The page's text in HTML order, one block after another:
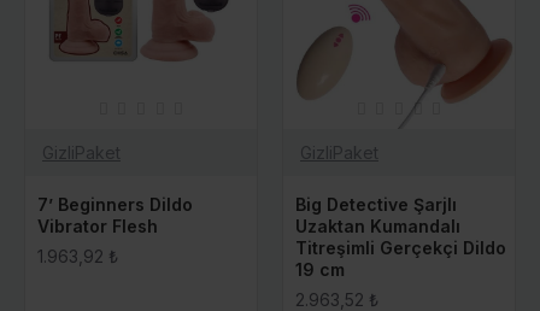
GizliPaket
7’ Beginners Dildo
Vibrator Flesh
1.963,92 ₺
GizliPaket
Big Detective Şarjlı
Uzaktan Kumandalı
Titreşimli Gerçekçi Dildo
19 cm
2.963,52 ₺